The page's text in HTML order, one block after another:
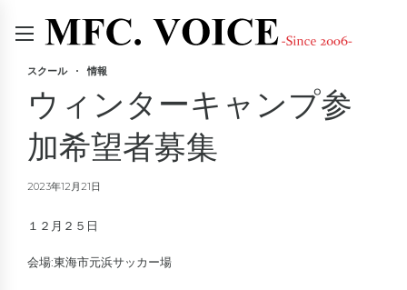
スクール 情報
ウィンターキャンプ参
加希望者募集
2023年12月21日
１２月２５日
会場:東海市元浜サッカー場